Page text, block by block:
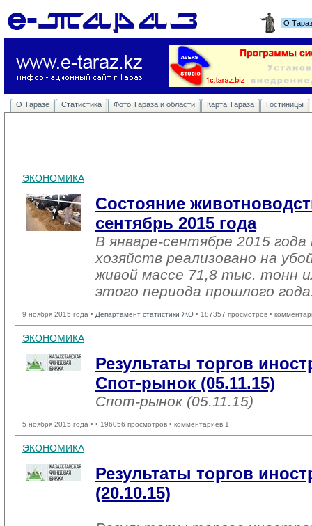
О
О Таразе Статистика Фото Тараза и области Карта Тараза Гостиницы
ЭКОНОМИКА
Состояние
сентябрь 2015 года
В январе-сентябре 2015 года
хозяйств реализовано на
живой массе 71,8 тыс. тонн
этого периода прошлого
9 ноября 2015 года • Департамент статистики ЖО • 187357 просмотров •
ЭКОНОМИКА
Результаты торгов
Спот-рынок (05.11.15)
Спот-рынок (05.11.15)
5 ноября 2015 года • • 196056 просмотров • комментариев 1
ЭКОНОМИКА
Результаты торгов
(20.10.15)